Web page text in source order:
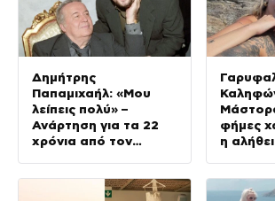
Δημήτρης
Παπαμιχαήλ: «Μου
λείπεις πολύ» –
Ανάρτηση για τα 22
χρόνια από τον
φήμες
η